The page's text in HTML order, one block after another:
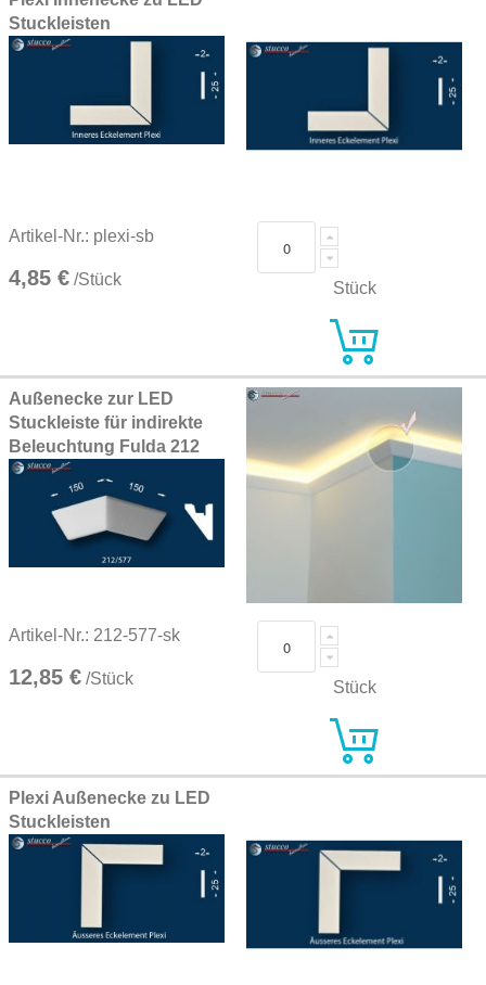
Stuckleisten
Artikel-Nr.: plexi-sb
4,85 € /Stück Stück
Außenecke zur LED
Stuckleiste für indirekte
Beleuchtung Fulda 212
Artikel-Nr.: 212-577-sk
12,85 € /Stück Stück
Plexi Außenecke zu LED
Stuckleisten